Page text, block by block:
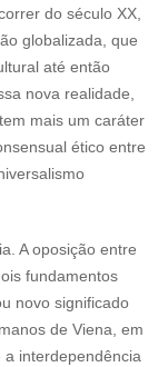
do século XX,
globalizada, que
até então
nova realidade,
mais um caráter
ético entre
A oposição entre
fundamentos
novo significado
de Viena, em
a interdependência